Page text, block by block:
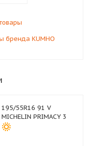
бренда KUMHO
195/55R16 91 V
MICHELIN PRIMACY 3